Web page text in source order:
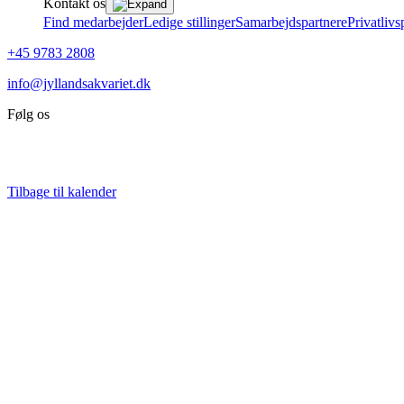
Find medarbejderLedige stillingerSamarbejdspartnere
+45 9783 2808
info@jyllandsakvariet.dk
Følg os
Tilbage til kalender